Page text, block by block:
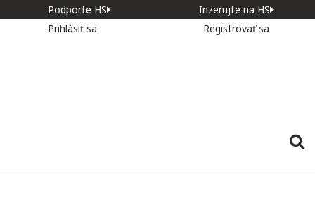
Podporte HS
Inzerujte na HS
Prihlásiť sa
Registrovať sa